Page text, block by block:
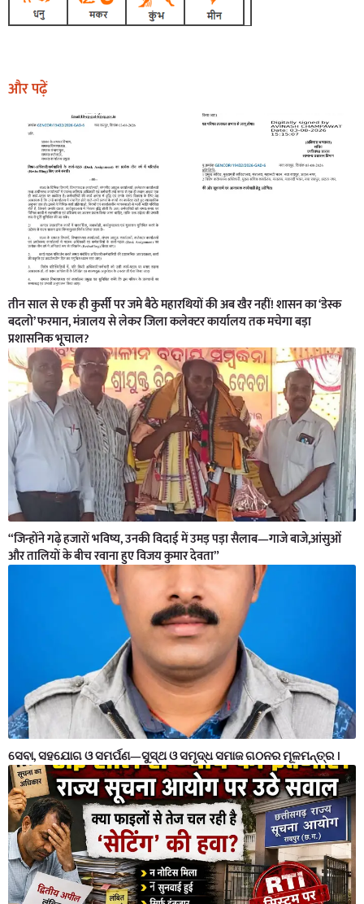
और पढ़ें
तीन साल से एक ही कुर्सी पर जमे बैठे महारथियों की अब खैर नहीं! शासन का ‘डेस्क
बदलो’ फरमान, मंत्रालय से लेकर जिला कलेक्टर कार्यालय तक मचेगा बड़ा
प्रशासनिक भूचाल?
“जिन्होंने गढ़े हजारों भविष्य, उनकी विदाई में उमड़ पड़ा सैलाब—गाजे बाजे,आंसुओं
और तालियों के बीच रवाना हुए विजय कुमार देवता”
ସେବା, ସହଯୋଗ ଓ ସମର୍ପଣ—ସୁସ୍ଥ ଓ ସମୃଦ୍ଧ ସମାଜ ଗଠନର ମୂଳମନ୍ତ୍ର ।